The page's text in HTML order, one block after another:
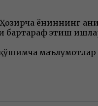
ёнғиннинг
бартараф этиш
маълумотлар